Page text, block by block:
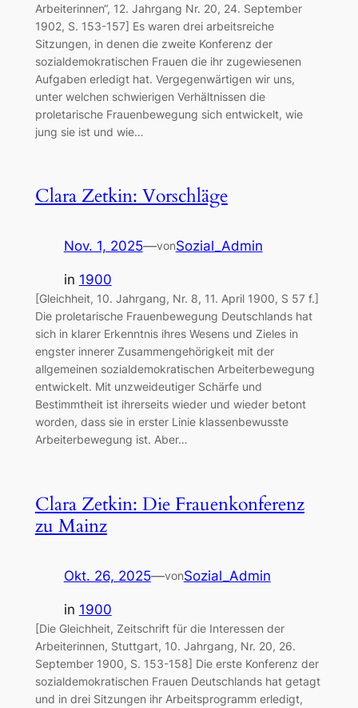
Arbeiterinnen“, 12. Jahrgang Nr. 20, 24. September
1902, S. 153-157] Es waren drei arbeitsreiche
Sitzungen, in denen die zweite Konferenz der
sozialdemokratischen Frauen die ihr zugewiesenen
Aufgaben erledigt hat. Vergegenwärtigen wir uns,
unter welchen schwierigen Verhältnissen die
proletarische Frauenbewegung sich entwickelt, wie
jung sie ist und wie…
Clara Zetkin: Vorschläge
Nov. 1, 2025—vonSozial_Admin
in 1900
[Gleichheit, 10. Jahrgang, Nr. 8, 11. April 1900, S 57 f.]
Die proletarische Frauenbewegung Deutschlands hat
sich in klarer Erkenntnis ihres Wesens und Zieles in
engster innerer Zusammengehörigkeit mit der
allgemeinen sozialdemokratischen Arbeiterbewegung
entwickelt. Mit unzweideutiger Schärfe und
Bestimmtheit ist ihrerseits wieder und wieder betont
worden, dass sie in erster Linie klassenbewusste
Arbeiterbewegung ist. Aber…
Clara Zetkin: Die Frauenkonferenz
zu Mainz
Okt. 26, 2025—vonSozial_Admin
in 1900
[Die Gleichheit, Zeitschrift für die Interessen der
Arbeiterinnen, Stuttgart, 10. Jahrgang, Nr. 20, 26.
September 1900, S. 153-158] Die erste Konferenz der
sozialdemokratischen Frauen Deutschlands hat getagt
und in drei Sitzungen ihr Arbeitsprogramm erledigt,